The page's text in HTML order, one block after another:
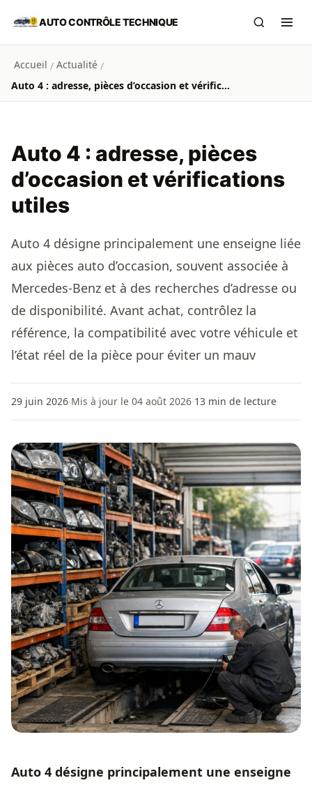
Aller au contenu principal
AUTO CONTRÔLE TECHNIQUE
Accueil / Actualité /
Auto 4 : adresse, pièces d’occasion et vérifications utiles
Auto 4 : adresse, pièces
d’occasion et vérifications
utiles
Auto 4 désigne principalement une enseigne liée
aux pièces auto d’occasion, souvent associée à
Mercedes-Benz et à des recherches d’adresse ou
de disponibilité. Avant achat, contrôlez la
référence, la compatibilité avec votre véhicule et
l’état réel de la pièce pour éviter un mauv
29 juin 2026·Mis à jour le 04 août 2026·13 min de lecture
Auto 4 désigne principalement une enseigne